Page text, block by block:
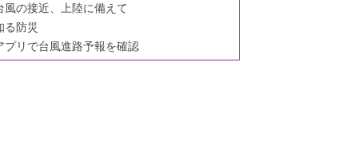
風の接近、上陸に備えて
る防災
プリで台風進路予報を確認